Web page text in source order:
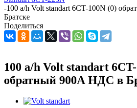
-100 a/h Volt standart 6CT-100N (0)
Братске
Поделиться
100 a/h Volt standart
обратный 900А НДС в